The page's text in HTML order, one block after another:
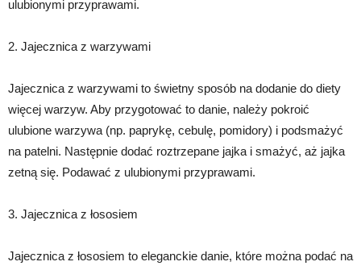
ulubionymi przyprawami.
2. Jajecznica z warzywami
Jajecznica z warzywami to świetny sposób na dodanie do diety
więcej warzyw. Aby przygotować to danie, należy pokroić
ulubione warzywa (np. paprykę, cebulę, pomidory) i podsmażyć
na patelni. Następnie dodać roztrzepane jajka i smażyć, aż jajka
zetną się. Podawać z ulubionymi przyprawami.
3. Jajecznica z łososiem
Jajecznica z łososiem to eleganckie danie, które można podać na